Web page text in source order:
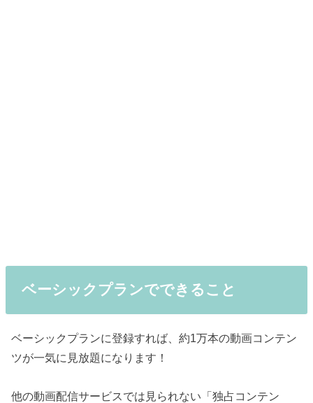
ベーシックプランでできること
ベーシックプランに登録すれば、約1万本の動画コンテン
ツが一気に見放題になります！
他の動画配信サービスでは見られない「独占コンテン